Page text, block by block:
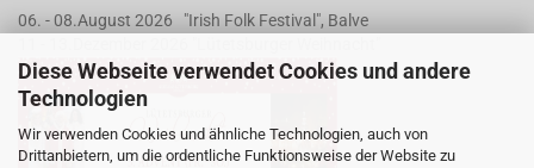
Diese Webseite verwendet Cookies und andere
Technologien
Wir verwenden Cookies und ähnliche Technologien, auch von
Drittanbietern, um die ordentliche Funktionsweise der Website zu
06. - 08.August 2026 "Irish Folk Festival", Balve